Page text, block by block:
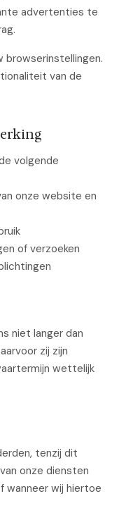
advertenties te
browserinstellingen.
van de
volgende
onze website en
of verzoeken
niet langer dan
zij zijn
wettelijk
tenzij dit
onze diensten
wanneer wij hiertoe